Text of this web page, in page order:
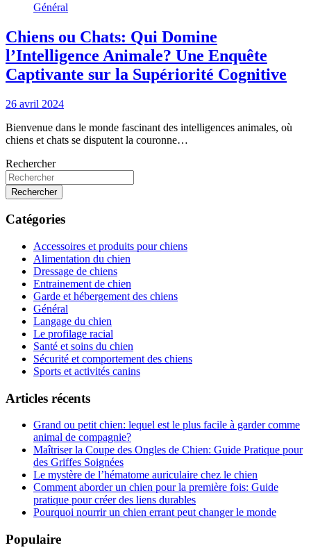
Général
Chiens ou Chats: Qui Domine
l’Intelligence Animale? Une Enquête
Captivante sur la Supériorité Cognitive
26 avril 2024
Bienvenue dans le monde fascinant des intelligences animales, où
chiens et chats se disputent la couronne…
Rechercher
Rechercher
Catégories
Accessoires et produits pour chiens
Alimentation du chien
Dressage de chiens
Entrainement de chien
Garde et hébergement des chiens
Général
Langage du chien
Le profilage racial
Santé et soins du chien
Sécurité et comportement des chiens
Sports et activités canins
Articles récents
Grand ou petit chien: lequel est le plus facile à garder comme
animal de compagnie?
Maîtriser la Coupe des Ongles de Chien: Guide Pratique pour
des Griffes Soignées
Le mystère de l’hématome auriculaire chez le chien
Comment aborder un chien pour la première fois: Guide
pratique pour créer des liens durables
Pourquoi nourrir un chien errant peut changer le monde
Populaire